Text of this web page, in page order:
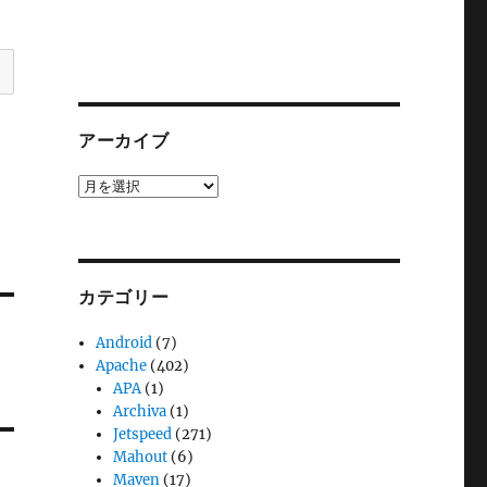
アーカイブ
ア
カテゴリー
Android (7)
Apache (402)
APA(1)
Archiva (1)
Jetspeed (271)
Mahout (6)
Maven (17)